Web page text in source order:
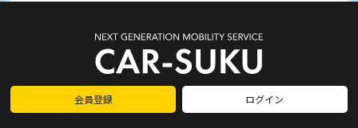
会員登録 ログイン